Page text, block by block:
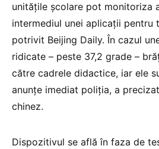
unităţile şcolare pot monitoriza
intermediul unei aplicaţii pentru
potrivit Beijing Daily. În cazul
ridicate – peste 37,2 grade –
către cadrele didactice, iar ele
anunţe imediat poliţia, a
chinez.
Dispozitivul se află în faza de